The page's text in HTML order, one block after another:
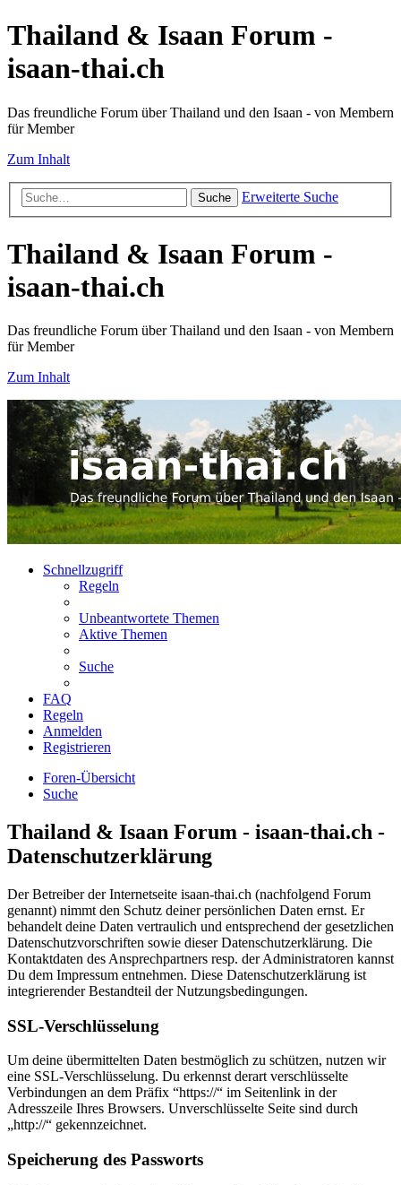
Thailand & Isaan Forum -
isaan-thai.ch
Das freundliche Forum über Thailand und den Isaan - von Membern
für Member
Zum Inhalt
Suche Erweiterte Suche
Thailand & Isaan Forum -
isaan-thai.ch
Das freundliche Forum über Thailand und den Isaan - von Membern
für Member
Zum Inhalt
Schnellzugriff
Regeln
Unbeantwortete Themen
Aktive Themen
Suche
FAQ
Regeln
Anmelden
Registrieren
Foren-Übersicht
Suche
Thailand & Isaan Forum - isaan-thai.ch -
Datenschutzerklärung
Der Betreiber der Internetseite isaan-thai.ch (nachfolgend Forum
genannt) nimmt den Schutz deiner persönlichen Daten ernst. Er
behandelt deine Daten vertraulich und entsprechend der gesetzlichen
Datenschutzvorschriften sowie dieser Datenschutzerklärung. Die
Kontaktdaten des Ansprechpartners resp. der Administratoren kannst
Du dem Impressum entnehmen. Diese Datenschutzerklärung ist
integrierender Bestandteil der Nutzungsbedingungen.
SSL-Verschlüsselung
Um deine übermittelten Daten bestmöglich zu schützen, nutzen wir
eine SSL-Verschlüsselung. Du erkennst derart verschlüsselte
Verbindungen an dem Präfix “https://“ im Seitenlink in der
Adresszeile Ihres Browsers. Unverschlüsselte Seite sind durch
„http://“ gekennzeichnet.
Speicherung des Passworts